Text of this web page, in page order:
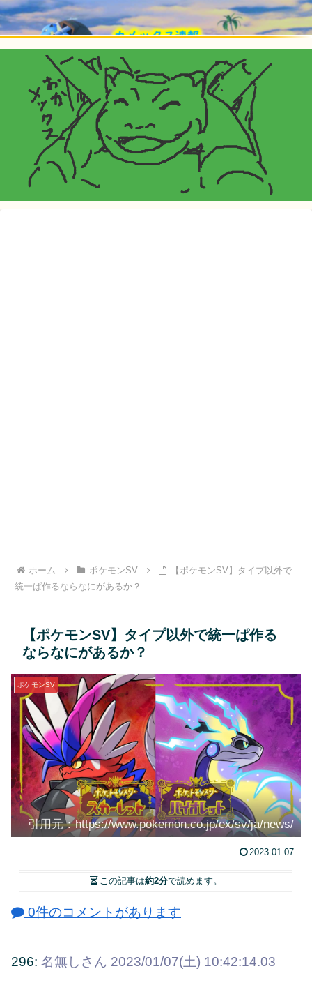
ホーム ポケモンSV
【ポケモンSV】タイプ以外で
統一ぱ作るならなにがあるか？
【ポケモンSV】タイプ以外で統一ぱ作る
ならなにがあるか？
ポケモンSV
引用元：https://www.pokemon.co.jp/ex/sv/ja/news/
2023.01.07
この記事は約2分で読めます。
0件のコメントがあります
296: 名無しさん 2023/01/07(土) 10:42:14.03